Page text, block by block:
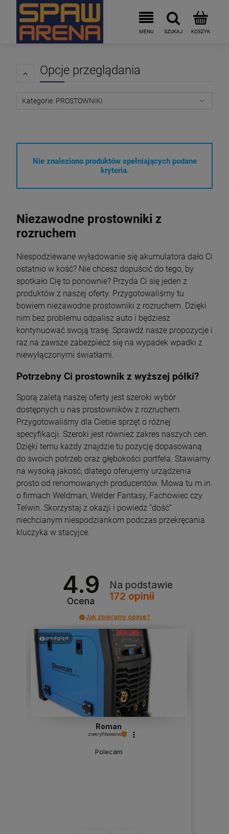
Opcje przeglądania
Kategorie: PROSTOWNIKI
Nie znaleziono produktów spełniających podane
kryteria.
Niezawodne prostowniki z
rozruchem
Niespodziewane wyładowanie się akumulatora dało Ci
ostatnio w kość? Nie chcesz dopuścić do tego, by
spotkało Cię to ponownie? Przyda Ci się jeden z
produktów z naszej oferty. Przygotowaliśmy tu
bowiem niezawodne prostowniki z rozruchem. Dzięki
nim bez problemu odpalisz auto i będziesz
kontynuować swoją trasę. Sprawdź nasze propozycje i
raz na zawsze zabezpiecz się na wypadek wpadki z
niewyłączonymi światłami.
Potrzebny Ci prostownik z wyższej półki?
Sporą zaletą naszej oferty jest szeroki wybór
dostępnych u nas prostowników z rozruchem.
Przygotowaliśmy dla Ciebie sprzęt o różnej
specyfikacji. Szeroki jest również zakres naszych cen.
Dzięki temu każdy znajdzie tu pozycję dopasowaną
do swoich potrzeb oraz głębokości portfela. Stawiamy
na wysoką jakość, dlatego oferujemy urządzenia
prosto od renomowanych producentów. Mowa tu m.in.
o firmach Weldman, Welder Fantasy, Fachowiec czy
Telwin. Skorzystaj z okazji i powiedz “dość”
niechcianym niespodziankom podczas przekręcania
kluczyka w stacyjce.
4.9
Ocena
Na podstawie
172 opinii
Jak zbieramy opinie?
podgląd
Roman
zweryfikowano
Polecam